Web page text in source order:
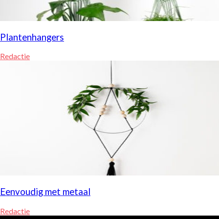
Plantenhangers
Redactie
Eenvoudig met metaal
Redactie